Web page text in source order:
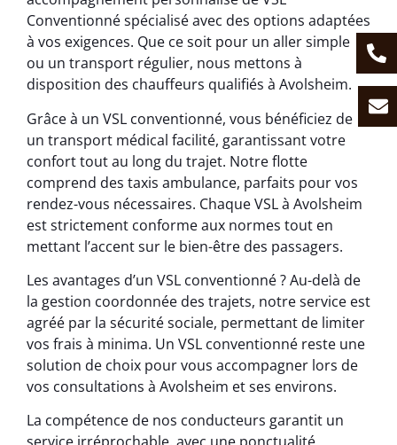
Conventionné spécialisé avec des options adaptées
à vos exigences. Que ce soit pour un aller simple
ou un transport régulier, nous mettons à
disposition des chauffeurs qualifiés à Avolsheim.
Grâce à un VSL conventionné, vous bénéficiez de
un transport médical facilité, garantissant votre
confort tout au long du trajet. Notre flotte
comprend des taxis ambulance, parfaits pour vos
rendez-vous nécessaires. Chaque VSL à Avolsheim
est strictement conforme aux normes tout en
mettant l’accent sur le bien-être des passagers.
Les avantages d’un VSL conventionné ? Au-delà de
la gestion coordonnée des trajets, notre service est
agréé par la sécurité sociale, permettant de limiter
vos frais à minima. Un VSL conventionné reste une
solution de choix pour vous accompagner lors de
vos consultations à Avolsheim et ses environs.
La compétence de nos conducteurs garantit un